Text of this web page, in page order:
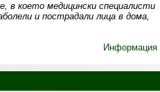
в което медицински специалисти
и пострадали лица в дома,
Информация